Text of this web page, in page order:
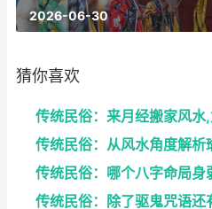
2026-06-30
猜你喜欢
传统民俗：从风水角度解析
传统民俗：哪个八字命局身